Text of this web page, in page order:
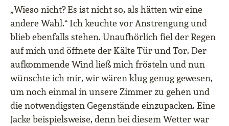
„Wieso nicht? Es ist nicht so, als hätten wir eine
andere Wahl.“ Ich keuchte vor Anstrengung und
blieb ebenfalls stehen. Unaufhörlich fiel der Regen
auf mich und öffnete der Kälte Tür und Tor. Der
aufkommende Wind ließ mich frösteln und nun
wünschte ich mir, wir wären klug genug gewesen,
um noch einmal in unsere Zimmer zu gehen und
die notwendigsten Gegenstände einzupacken. Eine
Jacke beispielsweise, denn bei diesem Wetter war